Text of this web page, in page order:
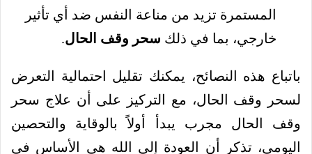
المستمرة تزيد من مناعة النفس ضد أي تأثير
خارجي، بما في ذلك سحر وقف الحال.
باتباع هذه النصائح، يمكنك تقليل احتمالية التعرض
لسحر وقف الحال، مع التركيز على أن علاج سحر
وقف الحال مجرب يبدأ أولاً بالوقاية والتحصين
اليومي، تذكر أن العودة إلى الله هي الأساس في